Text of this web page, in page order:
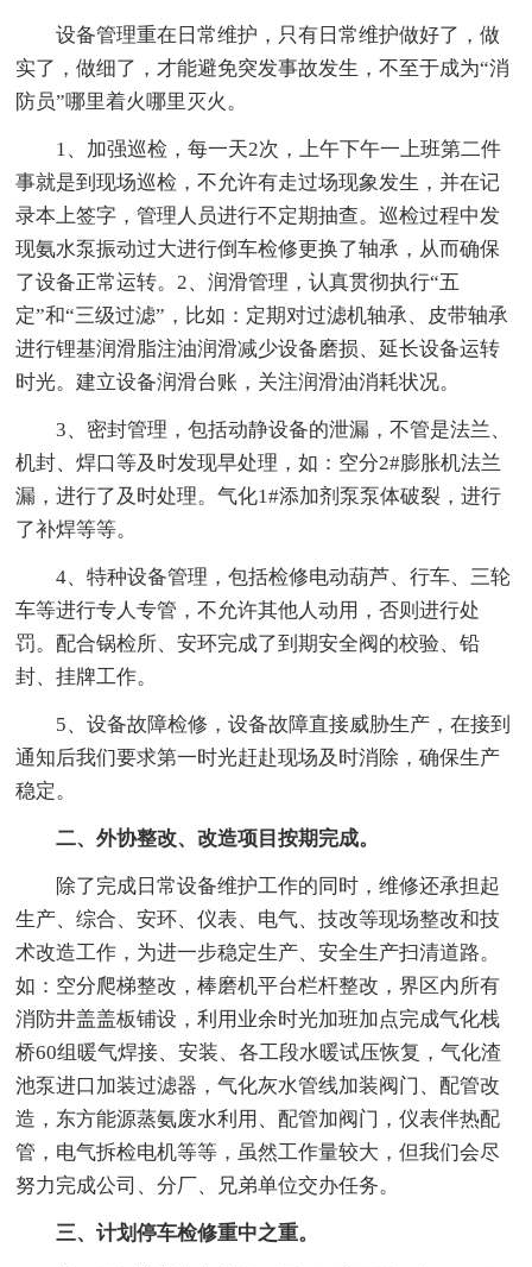
设备管理重在日常维护，只有日常维护做好了，做
实了，做细了，才能避免突发事故发生，不至于成为“消
防员”哪里着火哪里灭火。
1、加强巡检，每一天2次，上午下午一上班第二件
事就是到现场巡检，不允许有走过场现象发生，并在记
录本上签字，管理人员进行不定期抽查。巡检过程中发
现氨水泵振动过大进行倒车检修更换了轴承，从而确保
了设备正常运转。2、润滑管理，认真贯彻执行“五
定”和“三级过滤”，比如：定期对过滤机轴承、皮带轴承
进行锂基润滑脂注油润滑减少设备磨损、延长设备运转
时光。建立设备润滑台账，关注润滑油消耗状况。
3、密封管理，包括动静设备的泄漏，不管是法兰、
机封、焊口等及时发现早处理，如：空分2#膨胀机法兰
漏，进行了及时处理。气化1#添加剂泵泵体破裂，进行
了补焊等等。
4、特种设备管理，包括检修电动葫芦、行车、三轮
车等进行专人专管，不允许其他人动用，否则进行处
罚。配合锅检所、安环完成了到期安全阀的校验、铅
封、挂牌工作。
5、设备故障检修，设备故障直接威胁生产，在接到
通知后我们要求第一时光赶赴现场及时消除，确保生产
稳定。
二、外协整改、改造项目按期完成。
除了完成日常设备维护工作的同时，维修还承担起
生产、综合、安环、仪表、电气、技改等现场整改和技
术改造工作，为进一步稳定生产、安全生产扫清道路。
如：空分爬梯整改，棒磨机平台栏杆整改，界区内所有
消防井盖盖板铺设，利用业余时光加班加点完成气化栈
桥60组暖气焊接、安装、各工段水暖试压恢复，气化渣
池泵进口加装过滤器，气化灰水管线加装阀门、配管改
造，东方能源蒸氨废水利用、配管加阀门，仪表伴热配
管，电气拆检电机等等，虽然工作量较大，但我们会尽
努力完成公司、分厂、兄弟单位交办任务。
三、计划停车检修重中之重。